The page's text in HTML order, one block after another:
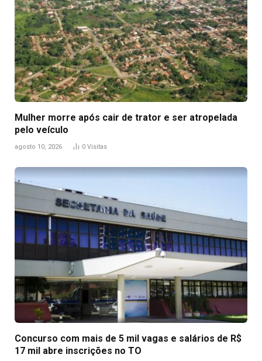
Mulher morre após cair de trator e ser atropelada
pelo veículo
agosto 10, 2026 0 Visitas
Concurso com mais de 5 mil vagas e salários de R$
17 mil abre inscrições no TO